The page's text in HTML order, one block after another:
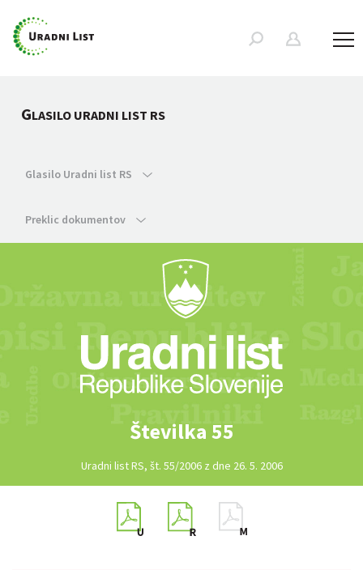
GLASILO URADNI LIST RS
Glasilo Uradni list RS
Preklic dokumentov
Številka 55
Uradni list RS, št. 55/2006 z dne 26. 5. 2006